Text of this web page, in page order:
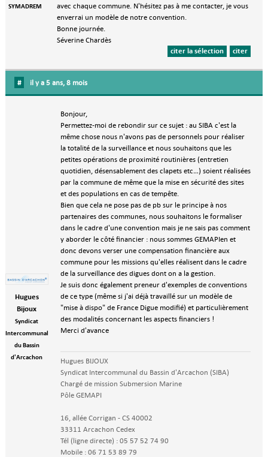
SYMADREM
avec chaque commune. N'hésitez pas à me contacter, je vous
enverrai un modèle de notre convention.
Bonne journée.
Séverine Chardès
citer
citer la sélection
# il y a 5 ans, 8 mois
Hugues
Bijoux
Syndicat
Intercommunal
du Bassin
d'Arcachon
Bonjour,
Permettez-moi de rebondir sur ce sujet : au SIBA c'est la
même chose nous n'avons pas de personnels pour réaliser
la totalité de la surveillance et nous souhaitons que les
petites opérations de proximité routinières (entretien
quotidien, désensablement des clapets etc…) soient réalisées
par la commune de même que la mise en sécurité des sites
et des populations en cas de tempête.
Bien que cela ne pose pas de pb sur le principe à nos
partenaires des communes, nous souhaitons le formaliser
dans le cadre d'une convention mais je ne sais pas comment
y aborder le côté financier : nous sommes GEMAPIen et
donc devons verser une compensation financière aux
commune pour les missions qu'elles réalisent dans le cadre
de la surveillance des digues dont on a la gestion.
Je suis donc également preneur d'exemples de conventions
de ce type (même si j'ai déjà travaillé sur un modèle de
"mise à dispo" de France Digue modifié) et particulièrement
des modalités concernant les aspects financiers !
Merci d'avance
Hugues BIJOUX
Syndicat Intercommunal du Bassin d'Arcachon (SIBA)
Chargé de mission Submersion Marine
Pôle GEMAPI
16, allée Corrigan - CS 40002
33311 Arcachon Cedex
Tél (ligne directe) : 05 57 52 74 90
Mobile : 06 71 53 89 79